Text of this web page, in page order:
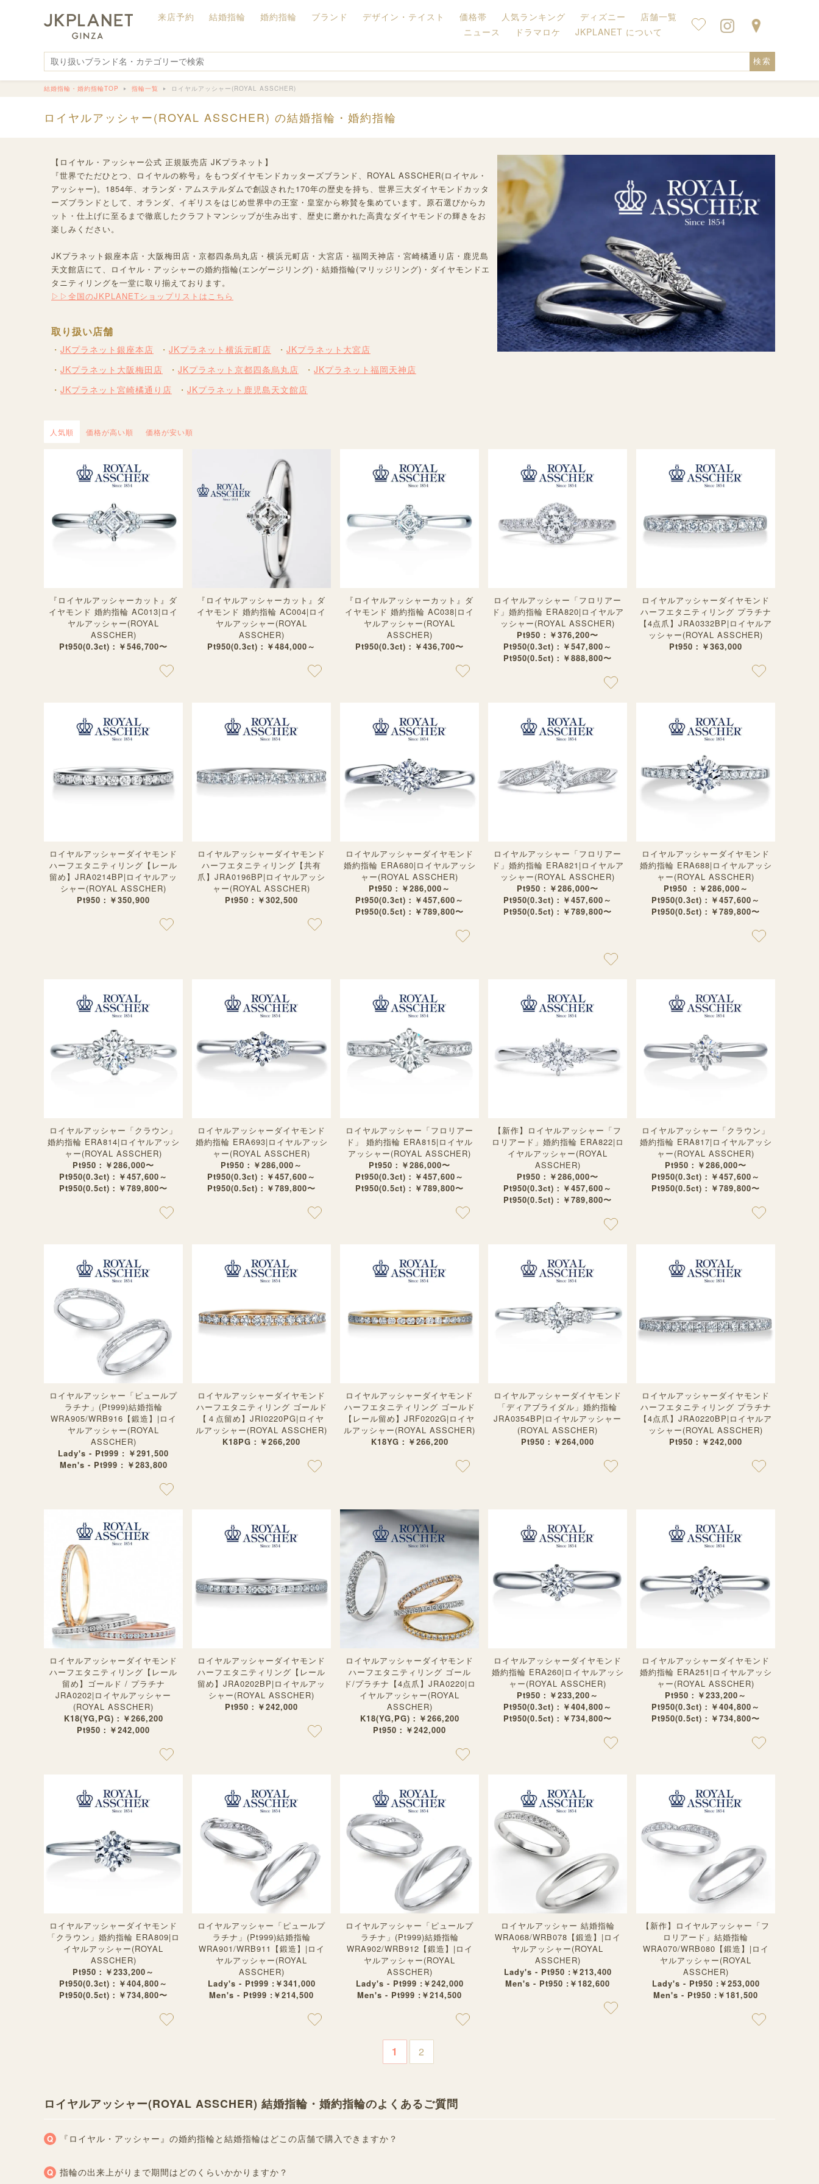
来店予約 結婚指輪 婚約指輪 ブランド デザイン・テイスト 価格帯 人気ランキング ディズニー
店舗一覧
ニュース
ドラマロケ JKPLANET について
検索
結婚指輪・婚約指輪TOP 指輪一覧 ロイヤルアッシャー(ROYAL ASSCHER)
ロイヤルアッシャー(ROYAL ASSCHER) の結婚指輪・婚約指輪
【ロイヤル・アッシャー公式 正規販売店 JKプラネット】
『世界でただひとつ、ロイヤルの称号』をもつダイヤモンドカッターズブランド、ROYAL ASSCHER(ロイヤル・
アッシャー)。1854年、オランダ・アムステルダムで創設された170年の歴史を持ち、世界三大ダイヤモンドカッタ
ーズブランドとして、オランダ、イギリスをはじめ世界中の王室・皇室から称賛を集めています。原石選びからカ
ット・仕上げに至るまで徹底したクラフトマンシップが生み出す、歴史に磨かれた高貴なダイヤモンドの輝きをお
楽しみください。
JKプラネット銀座本店・大阪梅田店・京都四条烏丸店・横浜元町店・大宮店・福岡天神店・宮崎橘通り店・鹿児島
天文館店にて、ロイヤル・アッシャーの婚約指輪(エンゲージリング)・結婚指輪(マリッジリング)・ダイヤモンドエ
タニティリングを一堂に取り揃えております。
▷▷全国のJKPLANETショップリストはこちら
取り扱い店舗
JKプラネット銀座本店 JKプラネット横浜元町店
JKプラネット大宮店
JKプラネット大阪梅田店
JKプラネット京都四条烏丸店
JKプラネット福岡天神店
JKプラネット宮崎橘通り店
JKプラネット鹿児島天文館店
人気順 価格が高い順 価格が安い順
『ロイヤルアッシャーカット』ダ
イヤモンド 婚約指輪 AC013|ロイ
ヤルアッシャー(ROYAL
ASSCHER)
Pt950(0.3ct)：￥546,700〜
『ロイヤルアッシャーカット』ダ
イヤモンド 婚約指輪 AC004|ロイ
ヤルアッシャー(ROYAL
ASSCHER)
Pt950(0.3ct)：￥484,000～
『ロイヤルアッシャーカット』ダ
イヤモンド 婚約指輪 AC038|ロイ
ヤルアッシャー(ROYAL
ASSCHER)
Pt950(0.3ct)：￥436,700〜
ロイヤルアッシャー「フロリアー
ド」婚約指輪 ERA820|ロイヤルア
ッシャー(ROYAL ASSCHER)
Pt950：￥376,200〜
Pt950(0.3ct)：￥547,800～
Pt950(0.5ct)：￥888,800〜
ロイヤルアッシャーダイヤモンド
ハーフエタニティリング プラチナ
【4点爪】JRA0332BP|ロイヤルア
ッシャー(ROYAL ASSCHER)
Pt950：￥363,000
ロイヤルアッシャーダイヤモンド
ハーフエタニティリング【レール
留め】JRA0214BP|ロイヤルアッ
シャー(ROYAL ASSCHER)
Pt950：￥350,900
ロイヤルアッシャーダイヤモンド
ハーフエタニティリング【共有
爪】JRA0196BP|ロイヤルアッシ
ャー(ROYAL ASSCHER)
Pt950：￥302,500
ロイヤルアッシャーダイヤモンド
婚約指輪 ERA680|ロイヤルアッシ
ャー(ROYAL ASSCHER)
Pt950：￥286,000～
Pt950(0.3ct)：￥457,600～
Pt950(0.5ct)：￥789,800〜
ロイヤルアッシャー「フロリアー
ド」婚約指輪 ERA821|ロイヤルア
ッシャー(ROYAL ASSCHER)
Pt950：￥286,000〜
Pt950(0.3ct)：￥457,600～
Pt950(0.5ct)：￥789,800〜
ロイヤルアッシャーダイヤモンド
婚約指輪 ERA688|ロイヤルアッシ
ャー(ROYAL ASSCHER)
Pt950 ：￥286,000～
Pt950(0.3ct)：￥457,600～
Pt950(0.5ct)：￥789,800〜
ロイヤルアッシャー「クラウン」
婚約指輪 ERA814|ロイヤルアッシ
ャー(ROYAL ASSCHER)
Pt950：￥286,000〜
Pt950(0.3ct)：￥457,600～
Pt950(0.5ct)：￥789,800〜
ロイヤルアッシャーダイヤモンド
婚約指輪 ERA693|ロイヤルアッシ
ャー(ROYAL ASSCHER)
Pt950：￥286,000～
Pt950(0.3ct)：￥457,600～
Pt950(0.5ct)：￥789,800〜
ロイヤルアッシャー「フロリアー
ド」 婚約指輪 ERA815|ロイヤル
アッシャー(ROYAL ASSCHER)
Pt950：￥286,000〜
Pt950(0.3ct)：￥457,600～
Pt950(0.5ct)：￥789,800〜
【新作】ロイヤルアッシャー「フ
ロリアード」婚約指輪 ERA822|ロ
イヤルアッシャー(ROYAL
ASSCHER)
Pt950：￥286,000〜
Pt950(0.3ct)：￥457,600～
Pt950(0.5ct)：￥789,800〜
ロイヤルアッシャー「クラウン」
婚約指輪 ERA817|ロイヤルアッシ
ャー(ROYAL ASSCHER)
Pt950：￥286,000〜
Pt950(0.3ct)：￥457,600～
Pt950(0.5ct)：￥789,800〜
ロイヤルアッシャー「ピュールプ
ラチナ」(Pt999)結婚指輪
WRA905/WRB916【鍛造】|ロイ
ヤルアッシャー(ROYAL
ASSCHER)
Lady's - Pt999 : ￥291,500
Men's - Pt999 : ￥283,800
ロイヤルアッシャーダイヤモンド
ハーフエタニティリング ゴールド
【４点留め】JRI0220PG|ロイヤ
ルアッシャー(ROYAL ASSCHER)
K18PG：￥266,200
ロイヤルアッシャーダイヤモンド
ハーフエタニティリング ゴールド
【レール留め】JRF0202G|ロイヤ
ルアッシャー(ROYAL ASSCHER)
K18YG：￥266,200
ロイヤルアッシャーダイヤモンド
「ディアブライダル」婚約指輪
JRA0354BP|ロイヤルアッシャー
(ROYAL ASSCHER)
Pt950：￥264,000
ロイヤルアッシャーダイヤモンド
ハーフエタニティリング プラチナ
【4点爪】JRA0220BP|ロイヤルア
ッシャー(ROYAL ASSCHER)
Pt950：￥242,000
ロイヤルアッシャーダイヤモンド
ハーフエタニティリング【レール
留め】ゴールド / プラチナ
JRA0202|ロイヤルアッシャー
(ROYAL ASSCHER)
K18(YG,PG)：￥266,200
Pt950：￥242,000
ロイヤルアッシャーダイヤモンド
ハーフエタニティリング【レール
留め】JRA0202BP|ロイヤルアッ
シャー(ROYAL ASSCHER)
Pt950：￥242,000
ロイヤルアッシャーダイヤモンド
ハーフエタニティリング ゴール
ド/プラチナ【4点爪】JRA0220|ロ
イヤルアッシャー(ROYAL
ASSCHER)
K18(YG,PG)：￥266,200
Pt950：￥242,000
ロイヤルアッシャーダイヤモンド
婚約指輪 ERA260|ロイヤルアッシ
ャー(ROYAL ASSCHER)
Pt950：￥233,200～
Pt950(0.3ct)：￥404,800～
Pt950(0.5ct)：￥734,800〜
ロイヤルアッシャーダイヤモンド
婚約指輪 ERA251|ロイヤルアッシ
ャー(ROYAL ASSCHER)
Pt950：￥233,200～
Pt950(0.3ct)：￥404,800～
Pt950(0.5ct)：￥734,800〜
ロイヤルアッシャーダイヤモンド
「クラウン」婚約指輪 ERA809|ロ
イヤルアッシャー(ROYAL
ASSCHER)
Pt950：￥233,200～
Pt950(0.3ct)：￥404,800～
Pt950(0.5ct)：￥734,800〜
ロイヤルアッシャー「ピュールプ
ラチナ」(Pt999)結婚指輪
WRA901/WRB911【鍛造】|ロイ
ヤルアッシャー(ROYAL
ASSCHER)
Lady's - Pt999 :￥341,000
Men's - Pt999 :￥214,500
ロイヤルアッシャー「ピュールプ
ラチナ」(Pt999)結婚指輪
WRA902/WRB912【鍛造】|ロイ
ヤルアッシャー(ROYAL
ASSCHER)
Lady's - Pt999 :￥242,000
Men's - Pt999 :￥214,500
ロイヤルアッシャー 結婚指輪
WRA068/WRB078【鍛造】|ロイ
ヤルアッシャー(ROYAL
ASSCHER)
Lady's - Pt950 :￥213,400
Men's - Pt950 :￥182,600
【新作】ロイヤルアッシャー「フ
ロリアード」結婚指輪
WRA070/WRB080【鍛造】|ロイ
ヤルアッシャー(ROYAL
ASSCHER)
Lady's - Pt950 :￥253,000
Men's - Pt950 :￥181,500
1 2
ロイヤルアッシャー(ROYAL ASSCHER) 結婚指輪・婚約指輪のよくあるご質問
『ロイヤル・アッシャー』の婚約指輪と結婚指輪はどこの店舗で購入できますか？
指輪の出来上がりまで期間はどのくらいかかりますか？